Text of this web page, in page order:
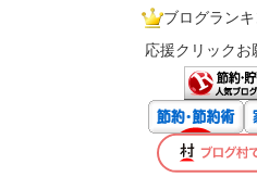
ブログランキ
応援クリックお